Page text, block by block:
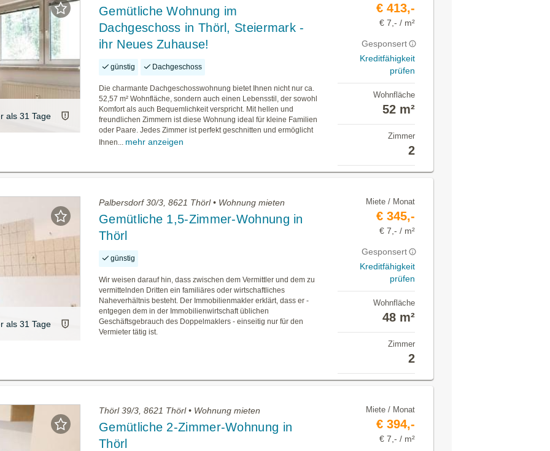
als 31 Tage
Gemütliche Wohnung im
Dachgeschoss in Thörl, Steiermark -
ihr Neues Zuhause!
günstig Dachgeschoss
Die charmante Dachgeschosswohnung bietet Ihnen nicht nur ca.
52,57 m² Wohnfläche, sondern auch einen Lebensstil, der sowohl
Komfort als auch Bequemlichkeit verspricht. Mit hellen und
freundlichen Zimmern ist diese Wohnung ideal für kleine Familien
oder Paare. Jedes Zimmer ist perfekt geschnitten und ermöglicht
Ihnen... mehr anzeigen
€ 413,-
€ 7,- / m²
Gesponsert
Kreditfähigkeit
prüfen
Wohnfläche
52 m²
Zimmer
2
als 31 Tage
Palbersdorf 30/3, 8621 Thörl • Wohnung mieten
Gemütliche 1,5-Zimmer-Wohnung in
Thörl
günstig
Wir weisen darauf hin, dass zwischen dem Vermittler und dem zu
vermittelnden Dritten ein familiäres oder wirtschaftliches
Naheverhältnis besteht. Der Immobilienmakler erklärt, dass er -
entgegen dem in der Immobilienwirtschaft üblichen
Geschäftsgebrauch des Doppelmaklers - einseitig nur für den
Vermieter tätig ist.
Miete / Monat
€ 345,-
€ 7,- / m²
Gesponsert
Kreditfähigkeit
prüfen
Wohnfläche
48 m²
Zimmer
2
Thörl 39/3, 8621 Thörl • Wohnung mieten
Gemütliche 2-Zimmer-Wohnung in
Thörl
Miete / Monat
€ 394,-
€ 7,- / m²